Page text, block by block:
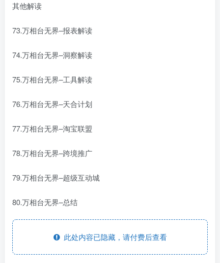
其他解读
73.万相台无界–报表解读
74.万相台无界–洞察解读
75.万相台无界–工具解读
76.万相台无界–天合计划
77.万相台无界–淘宝联盟
78.万相台无界–跨境推广
79.万相台无界–超级互动城
80.万相台无界–总结
此处内容已隐藏，请付费后查看